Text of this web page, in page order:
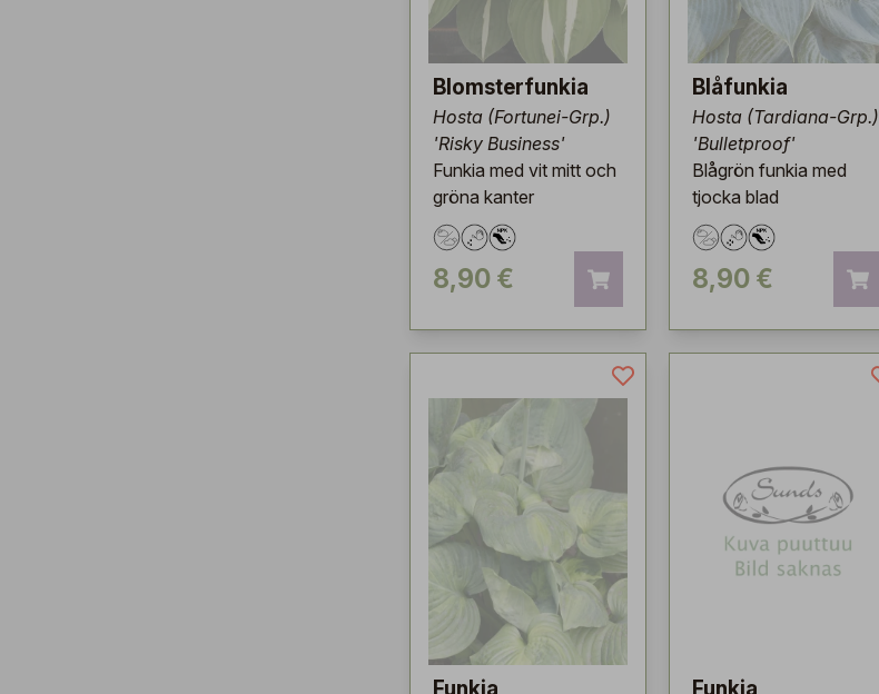
Blomsterfunkia
Hosta (Fortunei-Grp.)
'Risky Business'
Funkia med vit mitt och
gröna kanter
8,90 €
Blåfunkia
Hosta (Tardiana-Grp.)
'Bulletproof'
Blågrön funkia med
tjocka blad
8,90 €